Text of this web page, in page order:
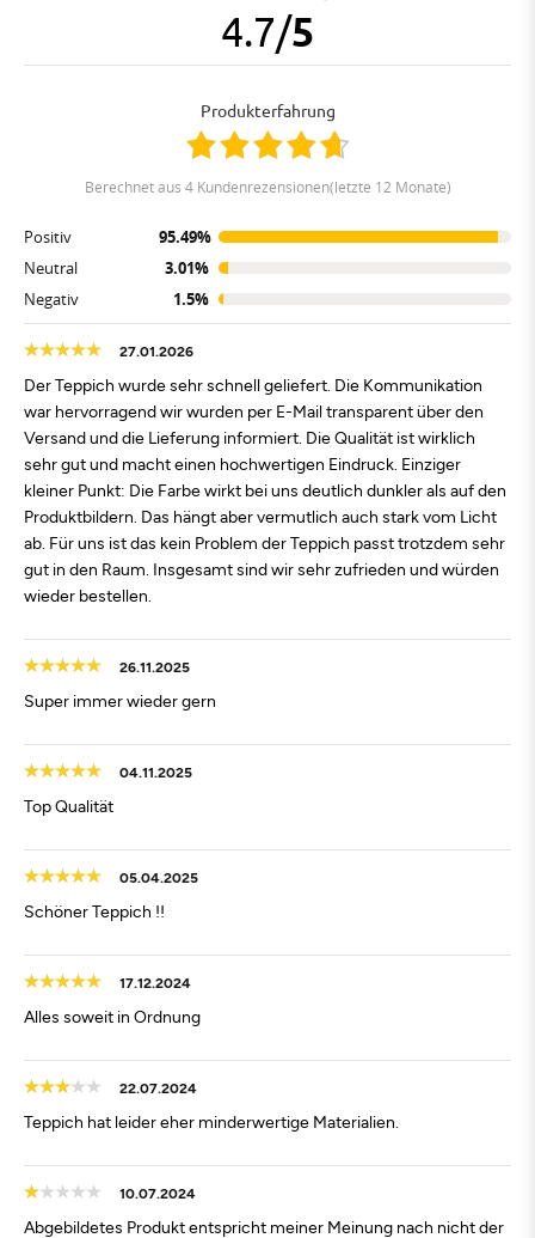
4.7/5
Produkterfahrung
berechnet aus 4 Kundenrezensionen(letzte 12 Monate)
Positiv
95.49%
Neutral
3.01%
Negativ
1.5%
27.01.2026
Der Teppich wurde sehr schnell geliefert. Die Kommunikation
war hervorragend wir wurden per E-Mail transparent über den
Versand und die Lieferung informiert. Die Qualität ist wirklich
sehr gut und macht einen hochwertigen Eindruck. Einziger
kleiner Punkt: Die Farbe wirkt bei uns deutlich dunkler als auf den
Produktbildern. Das hängt aber vermutlich auch stark vom Licht
ab. Für uns ist das kein Problem der Teppich passt trotzdem sehr
gut in den Raum. Insgesamt sind wir sehr zufrieden und würden
wieder bestellen.
26.11.2025
Super immer wieder gern
04.11.2025
Top Qualität
05.04.2025
Schöner Teppich !!
17.12.2024
Alles soweit in Ordnung
22.07.2024
Teppich hat leider eher minderwertige Materialien.
10.07.2024
Abgebildetes Produkt entspricht meiner Meinung nach nicht der